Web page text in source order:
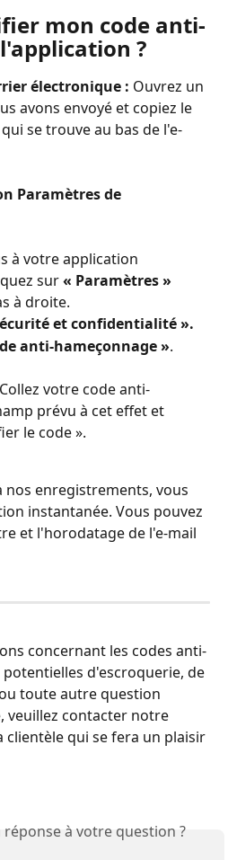
mon code anti-
?
électronique : Ouvrez un
avons envoyé et copiez le
se trouve au bas de l'e-
Paramètres de
à votre application
sur « Paramètres »
à droite.
et confidentialité ».
anti-hameçonnage ».
Collez votre code anti-
prévu à cet effet et
le code ».
nos enregistrements, vous
instantanée. Vous pouvez
et l'horodatage de l'e-mail
concernant les codes anti-
d'escroquerie, de
toute autre question
veuillez contacter notre
clientèle qui se fera un plaisir
à votre question ?